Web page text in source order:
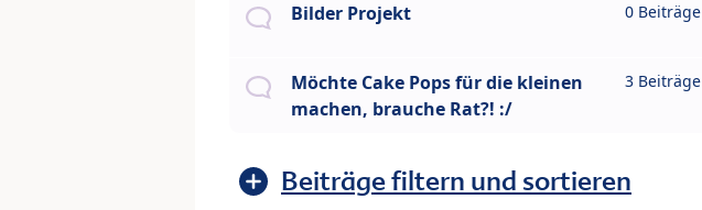
Bilder Projekt 0 Beiträge
Möchte Cake Pops für die kleinen
machen, brauche Rat?! :/
3 Beiträge
Beiträge filtern und sortieren